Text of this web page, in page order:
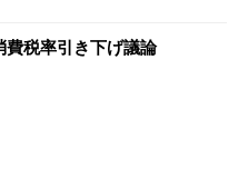
費税率引き下げ議論